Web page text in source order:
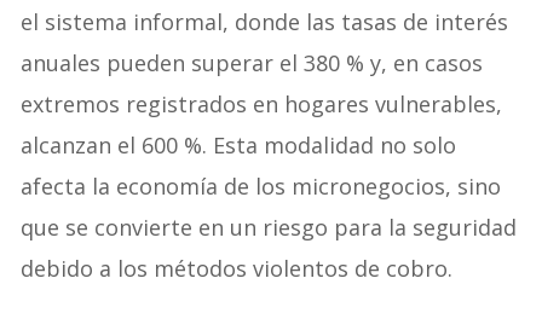
el sistema informal, donde las tasas de interés
anuales pueden superar el 380 % y, en casos
extremos registrados en hogares vulnerables,
alcanzan el 600 %. Esta modalidad no solo
afecta la economía de los micronegocios, sino
que se convierte en un riesgo para la seguridad
debido a los métodos violentos de cobro.